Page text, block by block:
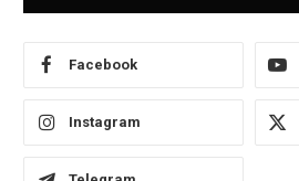
Facebook
Instagram